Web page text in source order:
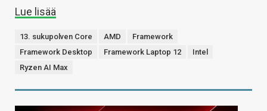
Lue lisää
13. sukupolven Core AMD
Framework
Framework Desktop
Framework Laptop 12
Intel
Ryzen AI Max